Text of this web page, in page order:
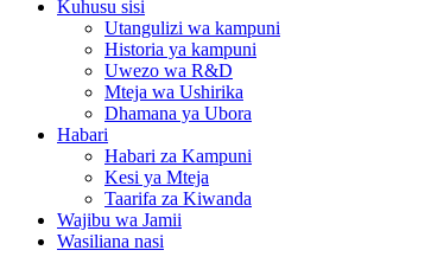
Kuhusu sisi
Utangulizi wa kampuni
Historia ya kampuni
Uwezo wa R&D
Mteja wa Ushirika
Dhamana ya Ubora
Habari
Habari za Kampuni
Kesi ya Mteja
Taarifa za Kiwanda
Wajibu wa Jamii
Wasiliana nasi